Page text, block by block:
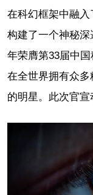
在科幻框架中融入
构建了一个神秘
年荣膺第33届中国
在全世界拥有众
的明星。此次官宣